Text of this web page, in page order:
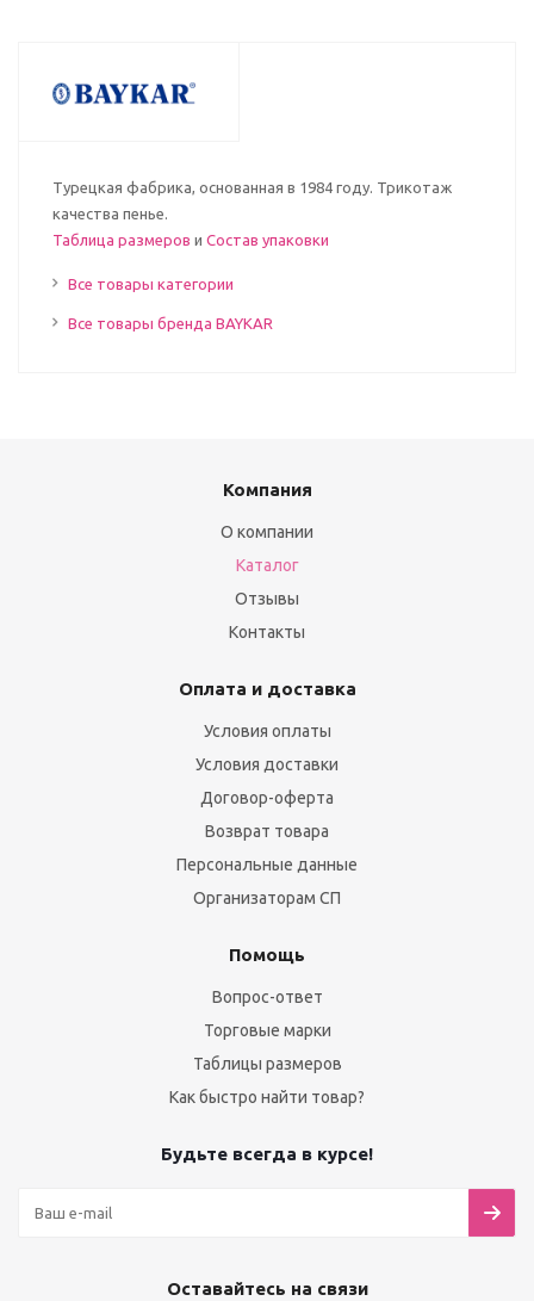
Турецкая фабрика, основанная в 1984 году. Трикотаж
качества пенье.
Таблица размеров и Состав упаковки
Все товары категории
Все товары бренда BAYKAR
Компания
О компании
Каталог
Отзывы
Контакты
Оплата и доставка
Условия оплаты
Условия доставки
Договор-оферта
Возврат товара
Персональные данные
Организаторам СП
Помощь
Вопрос-ответ
Торговые марки
Таблицы размеров
Как быстро найти товар?
Будьте всегда в курсе!
Оставайтесь на связи